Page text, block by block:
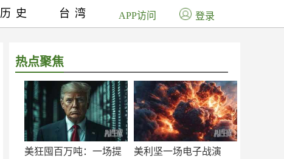
热点聚焦
美狂囤百万吨：一场提
美利坚一场电子战演
历史 台湾 APP访问 登录